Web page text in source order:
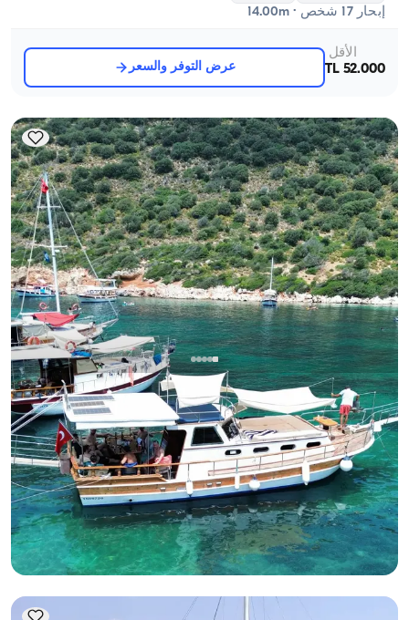
إبحار 17 شخص · 14.00m
الأقل
52.000 TL
عرض التوفر والسعر
قاش, Antalya قارب جديد
رحلة بحرية لا تُنسى على متن يخت فاخر بطول 12 مترًا في كاش
لـ 12 شخصًا: 5 جزر، كيكوفا وحزم خاصة
قارب
إبحار 12 شخص · 12.00m
الأقل
53.200 TL
عرض التوفر والسعر